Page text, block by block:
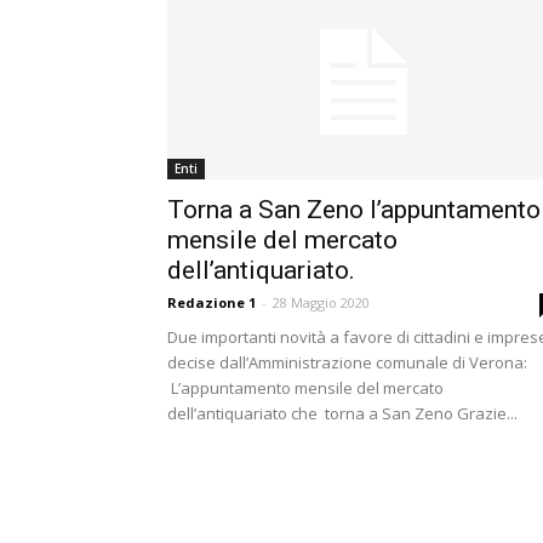
Enti
Torna a San Zeno l’appuntamento
mensile del mercato
dell’antiquariato.
Redazione 1 - 28 Maggio 2020
Due importanti novità a favore di cittadini e
decise dall’Amministrazione comunale di Verona:
L’appuntamento mensile del mercato
dell’antiquariato che torna a San Zeno Grazie...